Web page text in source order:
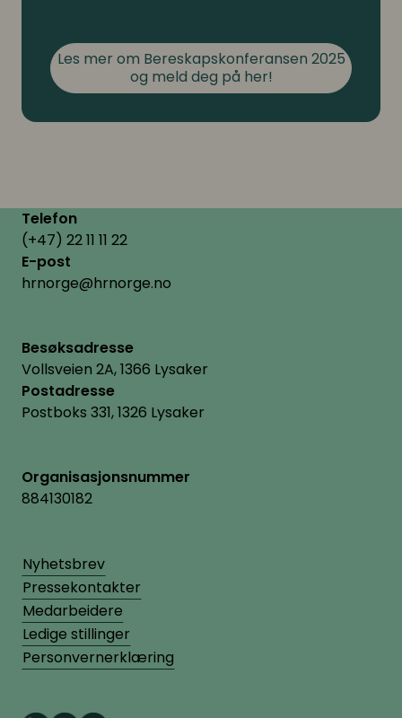
Les mer om Bereskapskonferansen 2025
og meld deg på her!
Telefon
(+47) 22 11 11 22
E-post
hrnorge@hrnorge.no
Besøksadresse
Vollsveien 2A, 1366 Lysaker
Postadresse
Postboks 331, 1326 Lysaker
Organisasjonsnummer
884130182
Nyhetsbrev
Pressekontakter
Medarbeidere
Ledige stillinger
Personvernerklæring